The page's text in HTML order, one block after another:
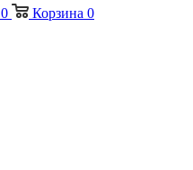
0 Корзина 0